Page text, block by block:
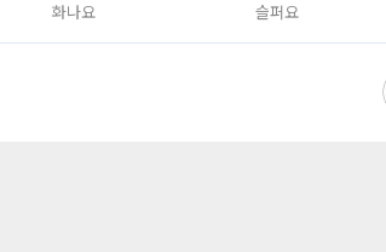
화나요 슬퍼요